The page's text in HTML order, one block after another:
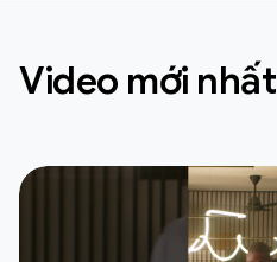
Video mới nhất